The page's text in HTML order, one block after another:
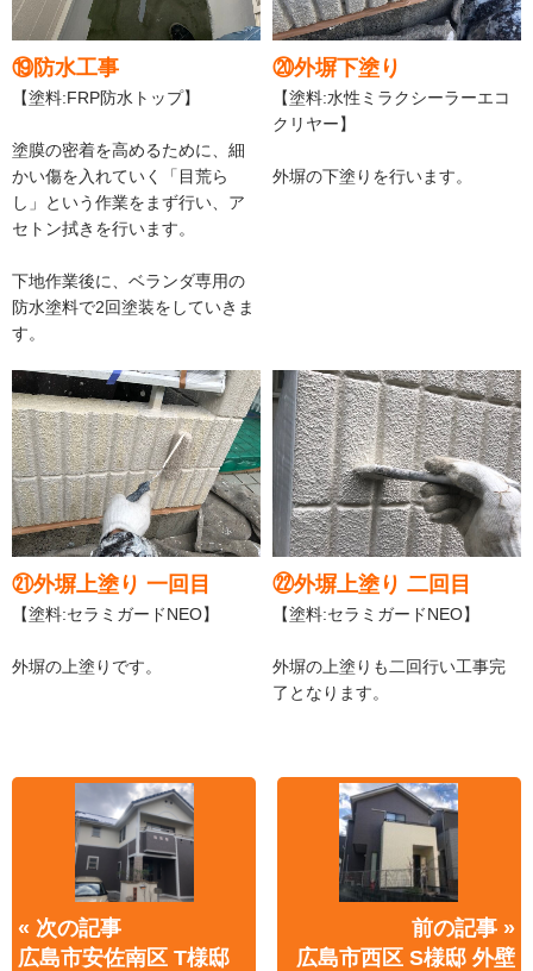
⑲防水工事
【塗料:FRP防水トップ】
塗膜の密着を高めるために、細
かい傷を入れていく「目荒ら
し」という作業をまず行い、ア
セトン拭きを行います。
下地作業後に、ベランダ専用の
防水塗料で2回塗装をしていきま
す。
⑳外塀下塗り
【塗料:水性ミラクシーラーエコ
クリヤー】
外塀の下塗りを行います。
㉑外塀上塗り 一回目
【塗料:セラミガードNEO】
外塀の上塗りです。
㉒外塀上塗り 二回目
【塗料:セラミガードNEO】
外塀の上塗りも二回行い工事完
了となります。
« 次の記事
広島市安佐南区 T様邸
前の記事 »
広島市西区 S様邸 外壁